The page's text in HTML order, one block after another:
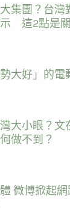
集團？台灣
示 這2點是
大好」的電
大小眼？文
做不到？
微博掀起